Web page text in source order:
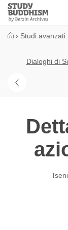
Close
Study
Buddhism
› Studi avanzati
Dialoghi di